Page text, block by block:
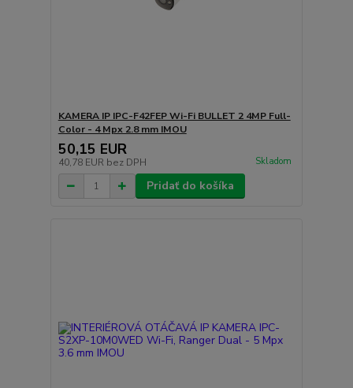
KAMERA IP IPC-F42FEP Wi-Fi BULLET 2 4MP Full-
Color - 4 Mpx 2.8 mm IMOU
50,15 EUR
40,78 EUR bez DPH Skladom
Pridať do košíka